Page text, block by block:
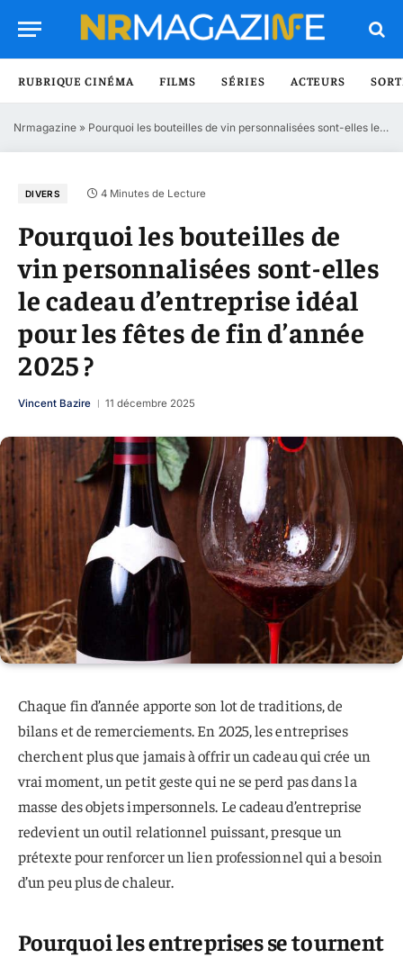
RUBRIQUE CINÉMA FILMS SÉRIES ACTEURS
Nrmagazine » Pourquoi les bouteilles de vin personnalisées sont-elles le cadeau d’entreprise idéal pour les fêtes de fin d’année 2025 ?
DIVERS 4 Minutes de Lecture
Pourquoi les bouteilles de
vin personnalisées sont-elles
le cadeau d’entreprise idéal
pour les fêtes de fin d’année
2025 ?
Vincent Bazire 11 décembre 2025
Chaque fin d’année apporte son lot de traditions, de
bilans et de remerciements. En 2025, les entreprises
cherchent plus que jamais à offrir un cadeau qui crée un
vrai moment, un petit geste qui ne se perd pas dans la
masse des objets impersonnels. Le cadeau d’entreprise
redevient un outil relationnel puissant, presque un
prétexte pour renforcer un lien professionnel qui a besoin
d’un peu plus de chaleur.
Pourquoi les entreprises se tournent